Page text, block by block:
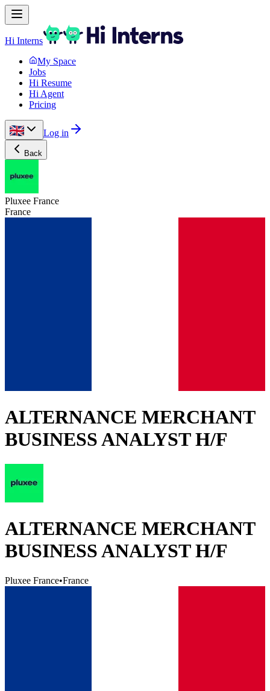
Hi Interns
My Space
Jobs
Hi Resume
Hi Agent
Pricing
Log in
Back
Pluxee France
France
ALTERNANCE MERCHANT
BUSINESS ANALYST H/F
ALTERNANCE MERCHANT
BUSINESS ANALYST H/F
Pluxee France•France